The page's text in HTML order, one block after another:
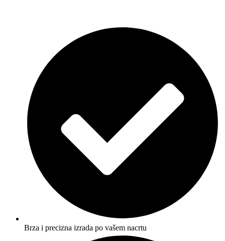
Brza i precizna izrada po vašem nacrtu